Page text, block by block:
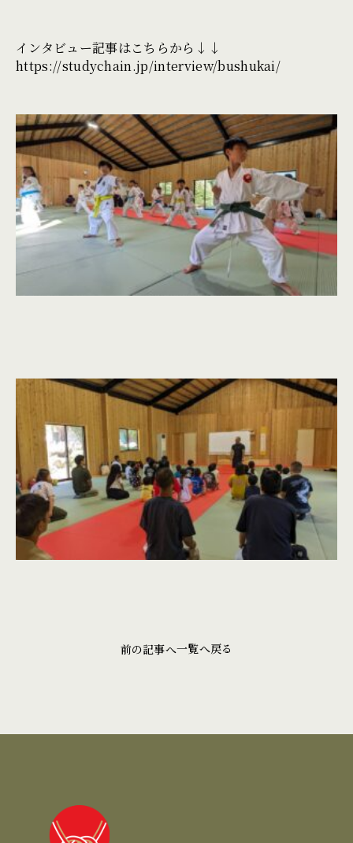
インタビュー記事はこちらから↓↓
https://studychain.jp/interview/bushukai/
前の記事へ一覧へ戻る